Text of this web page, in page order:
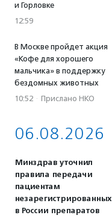
и Горловке
12:59
В Москве пройдет акция
«Кофе для хорошего
мальчика» в поддержку
бездомных животных
10:52 · Прислано НКО
06.08.2026
Минздрав уточнил
правила передачи
пациентам
незарегистрированных
в России препаратов